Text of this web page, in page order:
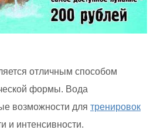
отличным способом
формы. Вода
возможности для тренировок
и интенсивности.